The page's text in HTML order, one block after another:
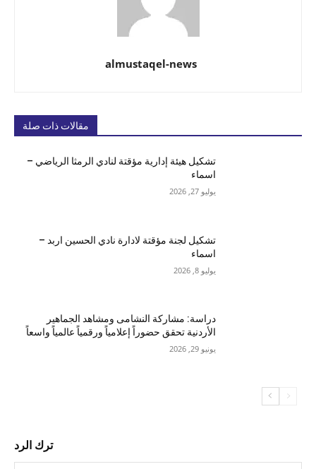
almustaqel-news
مقالات ذات صلة
تشكيل هيئة إدارية مؤقتة لنادي الرمثا الرياضي –
اسماء
يوليو 27, 2026
تشكيل لجنة مؤقتة لادارة نادي الحسين اربد –
اسماء
يوليو 8, 2026
دراسة: مشاركة النشامى ومشاهد الجماهير
الأردنية تحقق حضوراً إعلامياً ورقمياً عالمياً واسعاً
يونيو 29, 2026
ترك الرد